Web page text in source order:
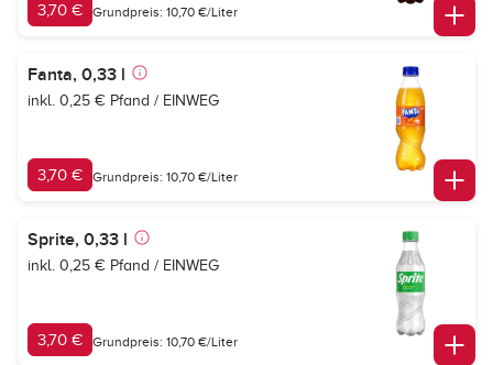
3,70 € Grundpreis: 10,70 €/Liter
Fanta, 0,33 l
inkl. 0,25 € Pfand / EINWEG
3,70 € Grundpreis: 10,70 €/Liter
Sprite, 0,33 l
inkl. 0,25 € Pfand / EINWEG
3,70 € Grundpreis: 10,70 €/Liter